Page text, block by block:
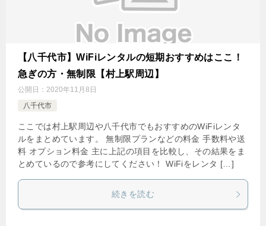
【八千代市】WiFiレンタルの短期おすすめはここ！
急ぎの方・無制限【村上駅周辺】
公開日： 2020年11月8日
八千代市
ここでは村上駅周辺や八千代市でもおすすめのWiFiレンタ
ルをまとめています。 無制限プランなどの料金 手数料や送
料 オプション料金 主に上記の項目を比較し、その結果をま
とめているので参考にしてください！ WiFiをレンタ […]
続きを読む